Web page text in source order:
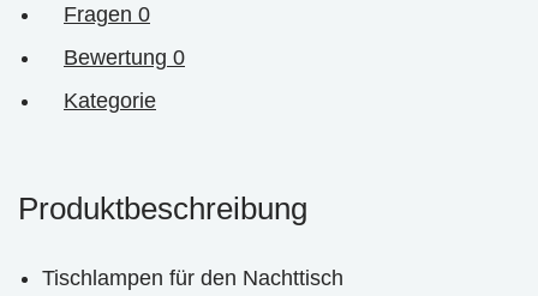
Fragen 0
Bewertung 0
Kategorie
Produktbeschreibung
Tischlampen für den Nachttisch